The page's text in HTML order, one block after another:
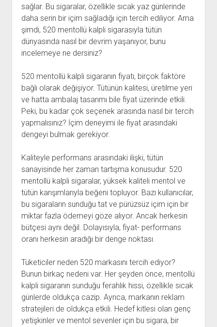
sağlar. Bu sigaralar, özellikle sıcak yaz günlerinde
daha serin bir içim sağladığı için tercih ediliyor. Ama
şimdi, 520 mentollü kalpli sigarasıyla tütün
dünyasında nasıl bir devrim yaşanıyor, bunu
incelemeye ne dersiniz?
520 mentollü kalpli sigaranın fiyatı, birçok faktöre
bağlı olarak değişiyor. Tütünün kalitesi, üretilme yeri
ve hatta ambalaj tasarımı bile fiyat üzerinde etkili.
Peki, bu kadar çok seçenek arasında nasıl bir tercih
yapmalısınız? İçim deneyimi ile fiyat arasındaki
dengeyi bulmak gerekiyor.
Kaliteyle performans arasındaki ilişki, tütün
sanayisinde her zaman tartışma konusudur. 520
mentollü kalpli sigaralar, yüksek kaliteli mentol ve
tütün karışımlarıyla beğeni topluyor. Bazı kullanıcılar,
bu sigaraların sunduğu tat ve pürüzsüz içim için bir
miktar fazla ödemeyi göze alıyor. Ancak herkesin
bütçesi aynı değil. Dolayısıyla, fiyat- performans
oranı herkesin aradığı bir denge noktası.
Tüketiciler neden 520 markasını tercih ediyor?
Bunun birkaç nedeni var. Her şeyden önce, mentollü
kalpli sigaranın sunduğu ferahlık hissi, özellikle sıcak
günlerde oldukça cazip. Ayrıca, markanın reklam
stratejileri de oldukça etkili. Hedef kitlesi olan genç
yetişkinler ve mentol sevenler için bu sigara, bir